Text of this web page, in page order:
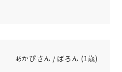
あかぴさん / ばろん (1歳)